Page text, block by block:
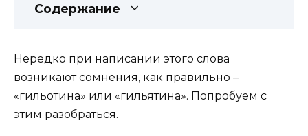
Содержание
Нередко при написании этого слова
возникают сомнения, как правильно –
«гильотина» или «гильятина». Попробуем с
этим разобраться.